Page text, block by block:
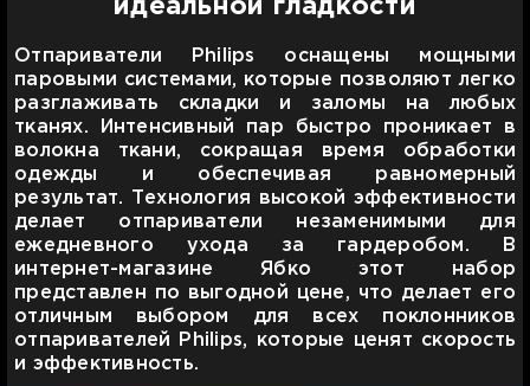
идеальной гладкости
Отпариватели Philips оснащены мощными
паровыми системами, которые позволяют легко
разглаживать складки и заломы на любых
тканях. Интенсивный пар быстро проникает в
волокна ткани, сокращая время обработки
одежды и обеспечивая равномерный
результат. Технология высокой эффективности
делает отпариватели незаменимыми для
ежедневного ухода за гардеробом. В
интернет-магазине Ябко этот набор
представлен по выгодной цене, что делает его
отличным выбором для всех поклонников
отпаривателей Philips, которые ценят скорость
и эффективность.